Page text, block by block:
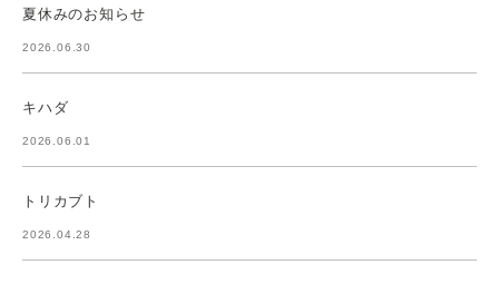
夏休みのお知らせ
2026.06.30
キハダ
2026.06.01
トリカブト
2026.04.28